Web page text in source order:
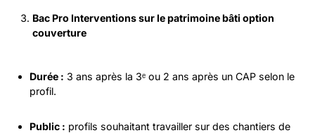
Bac Pro Interventions sur le patrimoine bâti option
couverture
Durée : 3 ans après la 3ᵉ ou 2 ans après un CAP selon le
profil.
Public : profils souhaitant travailler sur des chantiers de